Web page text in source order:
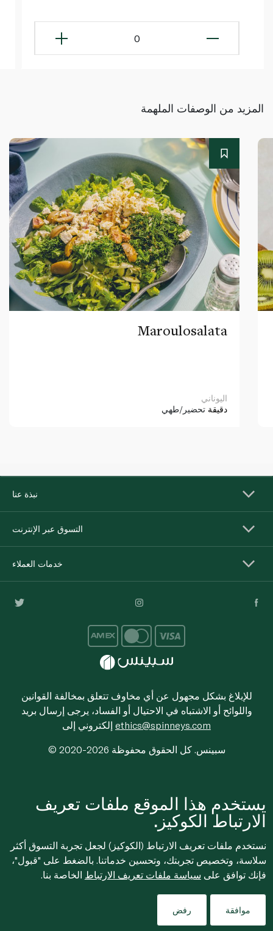
0
المزيد من الوصفات الملهمة
Maroulosalata
اليوناني
دقيقة تحضير/طهي
نبذة عنا
التسوق عبر الإنترنت
خدمات العملاء
للإبلاغ بشكل مجهول عن أي مخاوف تتعلق بمخالفة القوانين
واللوائح أو الاشتباه في الاحتيال أو الفساد، يرجى إرسال بريد
ethics@spinneys.com
© 2020-2026 سبينس. كل الحقوق محفوظة
يستخدم هذا الموقع ملفات تعريف
الارتباط الكوكيز.
نستخدم ملفات تعريف الارتباط (الكوكيز) لجعل تجربة التسوق أكثر
سلاسة، وتخصيص تجربتك، وتحسين خدماتنا. بالضغط على "قبول"،
فإنك توافق على سياسة ملفات تعريف الارتباط الخاصة بنا.
موافقة رفض